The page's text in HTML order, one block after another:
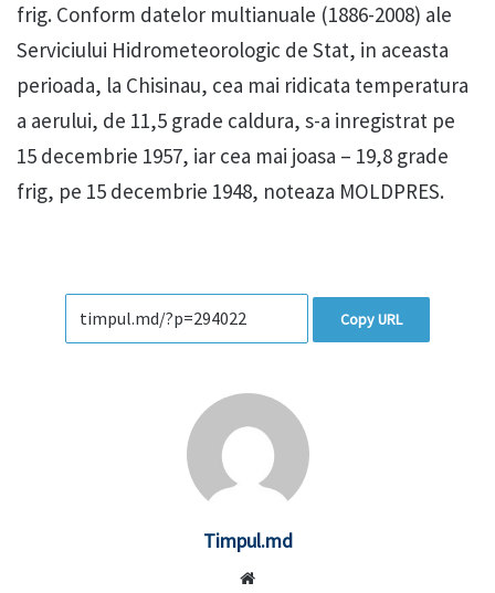
frig. Conform datelor multianuale (1886-2008) ale
Serviciului Hidrometeorologic de Stat, in aceasta
perioada, la Chisinau, cea mai ridicata temperatura
a aerului, de 11,5 grade caldura, s-a inregistrat pe
15 decembrie 1957, iar cea mai joasa – 19,8 grade
frig, pe 15 decembrie 1948, noteaza MOLDPRES.
Copy URL
Timpul.md